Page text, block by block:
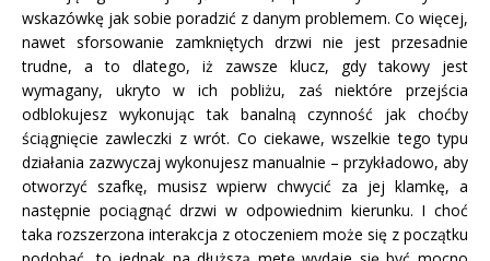
wskazówkę jak sobie poradzić z danym problemem. Co więcej,
nawet sforsowanie zamkniętych drzwi nie jest przesadnie
trudne, a to dlatego, iż zawsze klucz, gdy takowy jest
wymagany, ukryto w ich pobliżu, zaś niektóre przejścia
odblokujesz wykonując tak banalną czynność jak choćby
ściągnięcie zawleczki z wrót. Co ciekawe, wszelkie tego typu
działania zazwyczaj wykonujesz manualnie – przykładowo, aby
otworzyć szafkę, musisz wpierw chwycić za jej klamkę, a
następnie pociągnąć drzwi w odpowiednim kierunku. I choć
taka rozszerzona interakcja z otoczeniem może się z początku